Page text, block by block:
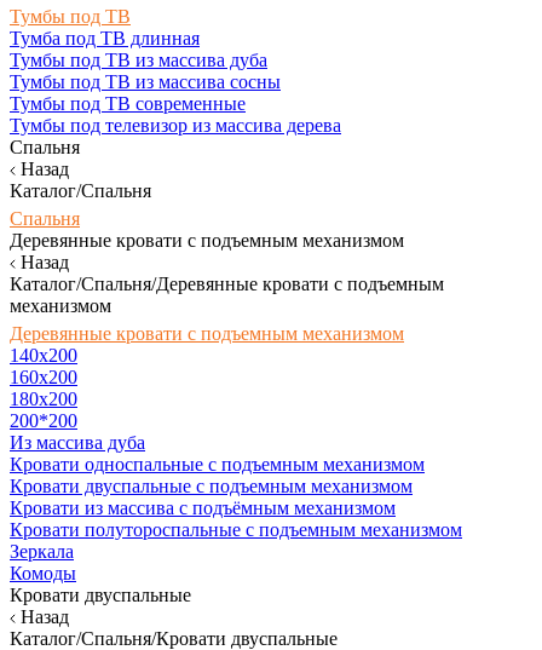
Тумбы под ТВ
Тумба под ТВ длинная
Тумбы под ТВ из массива дуба
Тумбы под ТВ из массива сосны
Тумбы под ТВ современные
Тумбы под телевизор из массива дерева
Спальня
Назад
Каталог/Спальня
Спальня
Деревянные кровати с подъемным механизмом
Назад
Каталог/Спальня/Деревянные кровати с подъемным
механизмом
Деревянные кровати с подъемным механизмом
140x200
160х200
180х200
200*200
Из массива дуба
Кровати односпальные с подъемным механизмом
Кровати двуспальные с подъемным механизмом
Кровати из массива с подъёмным механизмом
Кровати полутороспальные с подъемным механизмом
Зеркала
Комоды
Кровати двуспальные
Назад
Каталог/Спальня/Кровати двуспальные